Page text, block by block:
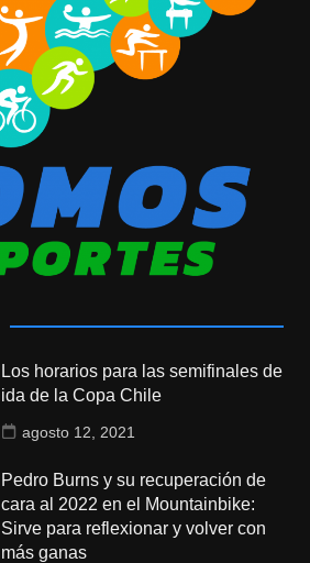
Los horarios para las semifinales de
ida de la Copa Chile
agosto 12, 2021
Pedro Burns y su recuperación de
cara al 2022 en el Mountainbike:
Sirve para reflexionar y volver con
más ganas